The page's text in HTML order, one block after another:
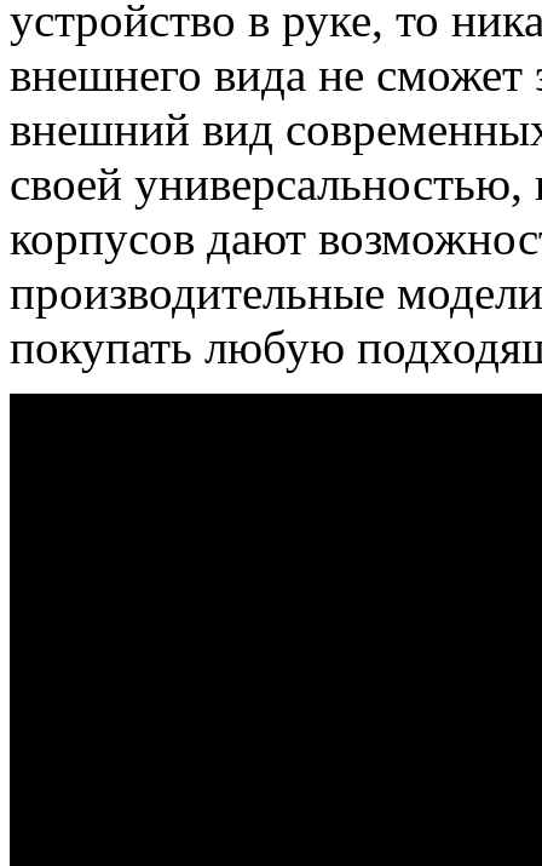
устройство в руке, то
внешнего вида не сможет
внешний вид
своей
корпусов дают
производительные
покупать любую